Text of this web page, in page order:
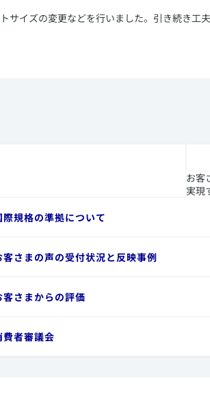
イズの変更などを行いました。引き続き工
お客
実現
際規格の準拠について
客さまの声の受付状況と反映事例
客さまからの評価
費者審議会